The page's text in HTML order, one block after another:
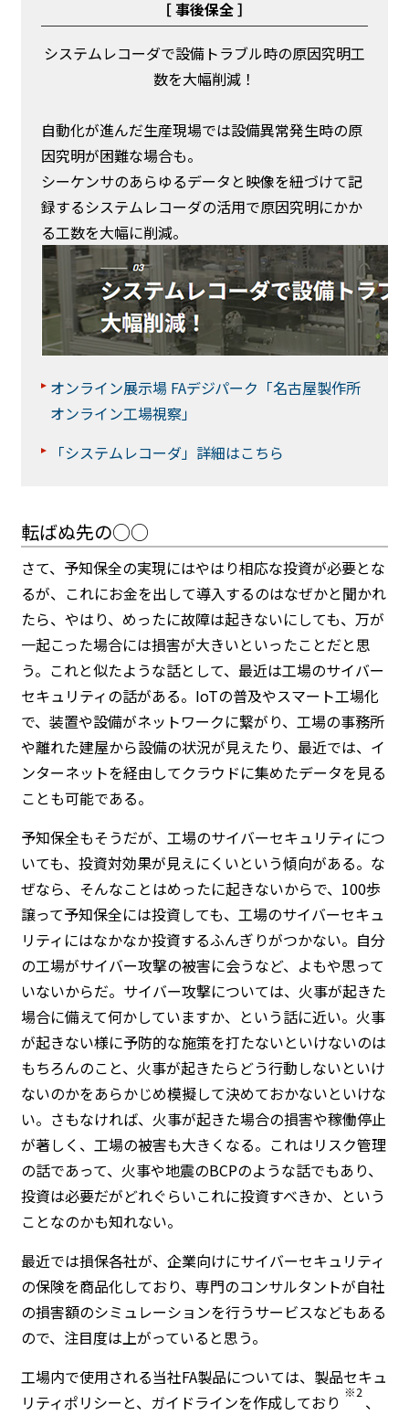
［ 事後保全 ］
システムレコーダで設備トラブル時の原因究明工
数を大幅削減！
自動化が進んだ生産現場では設備異常発生時の原
因究明が困難な場合も。
シーケンサのあらゆるデータと映像を紐づけて記
録するシステムレコーダの活用で原因究明にかか
る工数を大幅に削減。
オンライン展示場 FAデジパーク「名古屋製作所
オンライン工場視察」
「システムレコーダ」詳細はこちら
転ばぬ先の○○
さて、予知保全の実現にはやはり相応な投資が必要とな
るが、これにお金を出して導入するのはなぜかと聞かれ
たら、やはり、めったに故障は起きないにしても、万が
一起こった場合には損害が大きいといったことだと思
う。これと似たような話として、最近は工場のサイバー
セキュリティの話がある。IoTの普及やスマート工場化
で、装置や設備がネットワークに繋がり、工場の事務所
や離れた建屋から設備の状況が見えたり、最近では、イ
ンターネットを経由してクラウドに集めたデータを見る
ことも可能である。
予知保全もそうだが、工場のサイバーセキュリティにつ
いても、投資対効果が見えにくいという傾向がある。な
ぜなら、そんなことはめったに起きないからで、100歩
譲って予知保全には投資しても、工場のサイバーセキュ
リティにはなかなか投資するふんぎりがつかない。自分
の工場がサイバー攻撃の被害に会うなど、よもや思って
いないからだ。サイバー攻撃については、火事が起きた
場合に備えて何かしていますか、という話に近い。火事
が起きない様に予防的な施策を打たないといけないのは
もちろんのこと、火事が起きたらどう行動しないといけ
ないのかをあらかじめ模擬して決めておかないといけな
い。さもなければ、火事が起きた場合の損害や稼働停止
が著しく、工場の被害も大きくなる。これはリスク管理
の話であって、火事や地震のBCPのような話でもあり、
投資は必要だがどれぐらいこれに投資すべきか、という
ことなのかも知れない。
最近では損保各社が、企業向けにサイバーセキュリティ
の保険を商品化しており、専門のコンサルタントが自社
の損害額のシミュレーションを行うサービスなどもある
ので、注目度は上がっていると思う。
工場内で使用される当社FA製品については、製品セキュ
リティポリシーと、ガイドラインを作成しており ※2 、